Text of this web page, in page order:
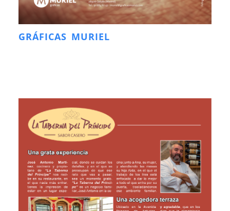
GRÁFICAS MURIEL